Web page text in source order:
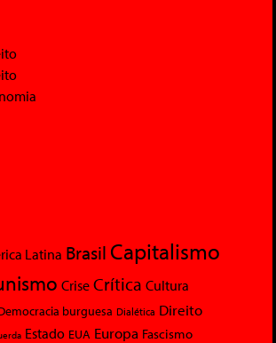
Latina Brasil Capitalismo
Crise Crítica Cultura
burguesa Dialética Direito
Estado EUA Europa Fascismo